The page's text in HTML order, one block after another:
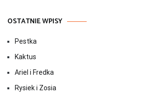
OSTATNIE WPISY
Pestka
Kaktus
Ariel i Fredka
Rysiek i Zosia